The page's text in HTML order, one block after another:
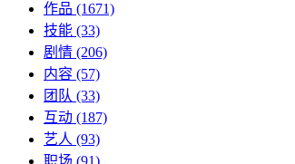
作品 (1671)
技能 (33)
剧情 (206)
内容 (57)
团队 (33)
互动 (187)
艺人 (93)